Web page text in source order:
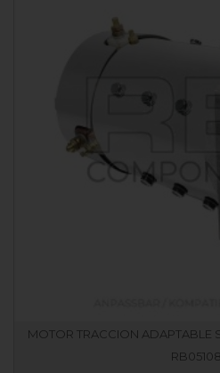
MOTOR TRACCION ADAPTABLE